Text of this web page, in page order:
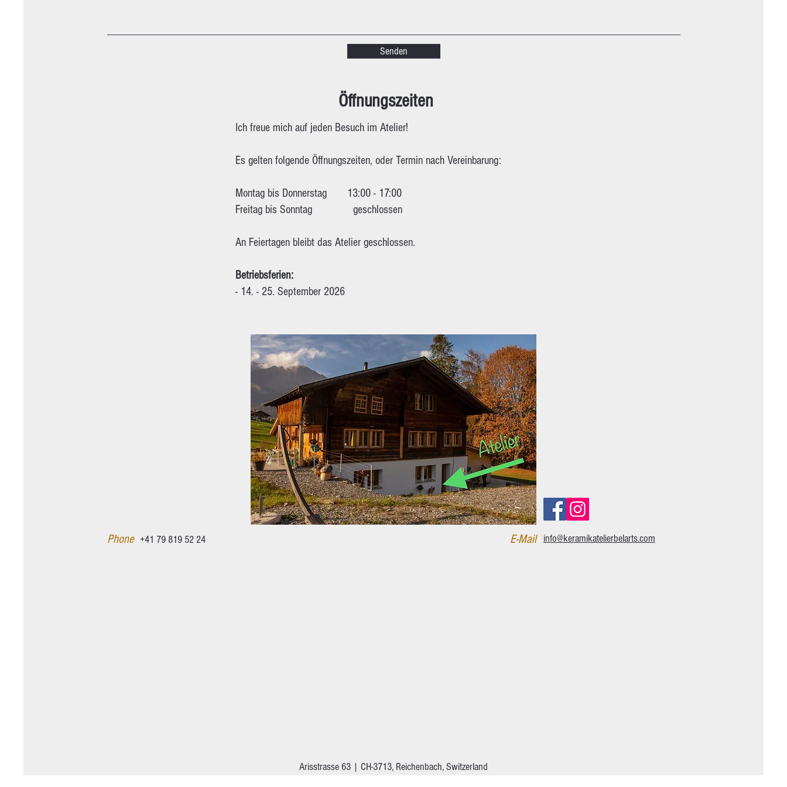
Senden
​Öffnungszeiten
Ich freue mich auf jeden Besuch im Atelier!
Es gelten folgende Öffnungszeiten, oder Termin nach Vereinbarung:
Montag bis Donnerstag 13:00 - 17:00
Freitag bis Sonntag geschlossen
An Feiertagen bleibt das Atelier geschlossen.
Betriebsferien:
- 14. - 25. September 2026
Phone +41 79 819 52 24 E-Mail info@keramikatelierbelarts.com
Arisstrasse 63 | CH-3713, Reichenbach, Switzerland